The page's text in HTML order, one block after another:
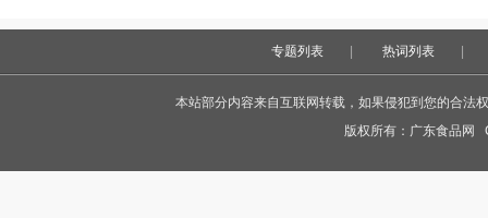
专题列表 热词列表
本站部分内容来自互联网转载，如果侵犯到您的合法
版权所有： 广东食品网